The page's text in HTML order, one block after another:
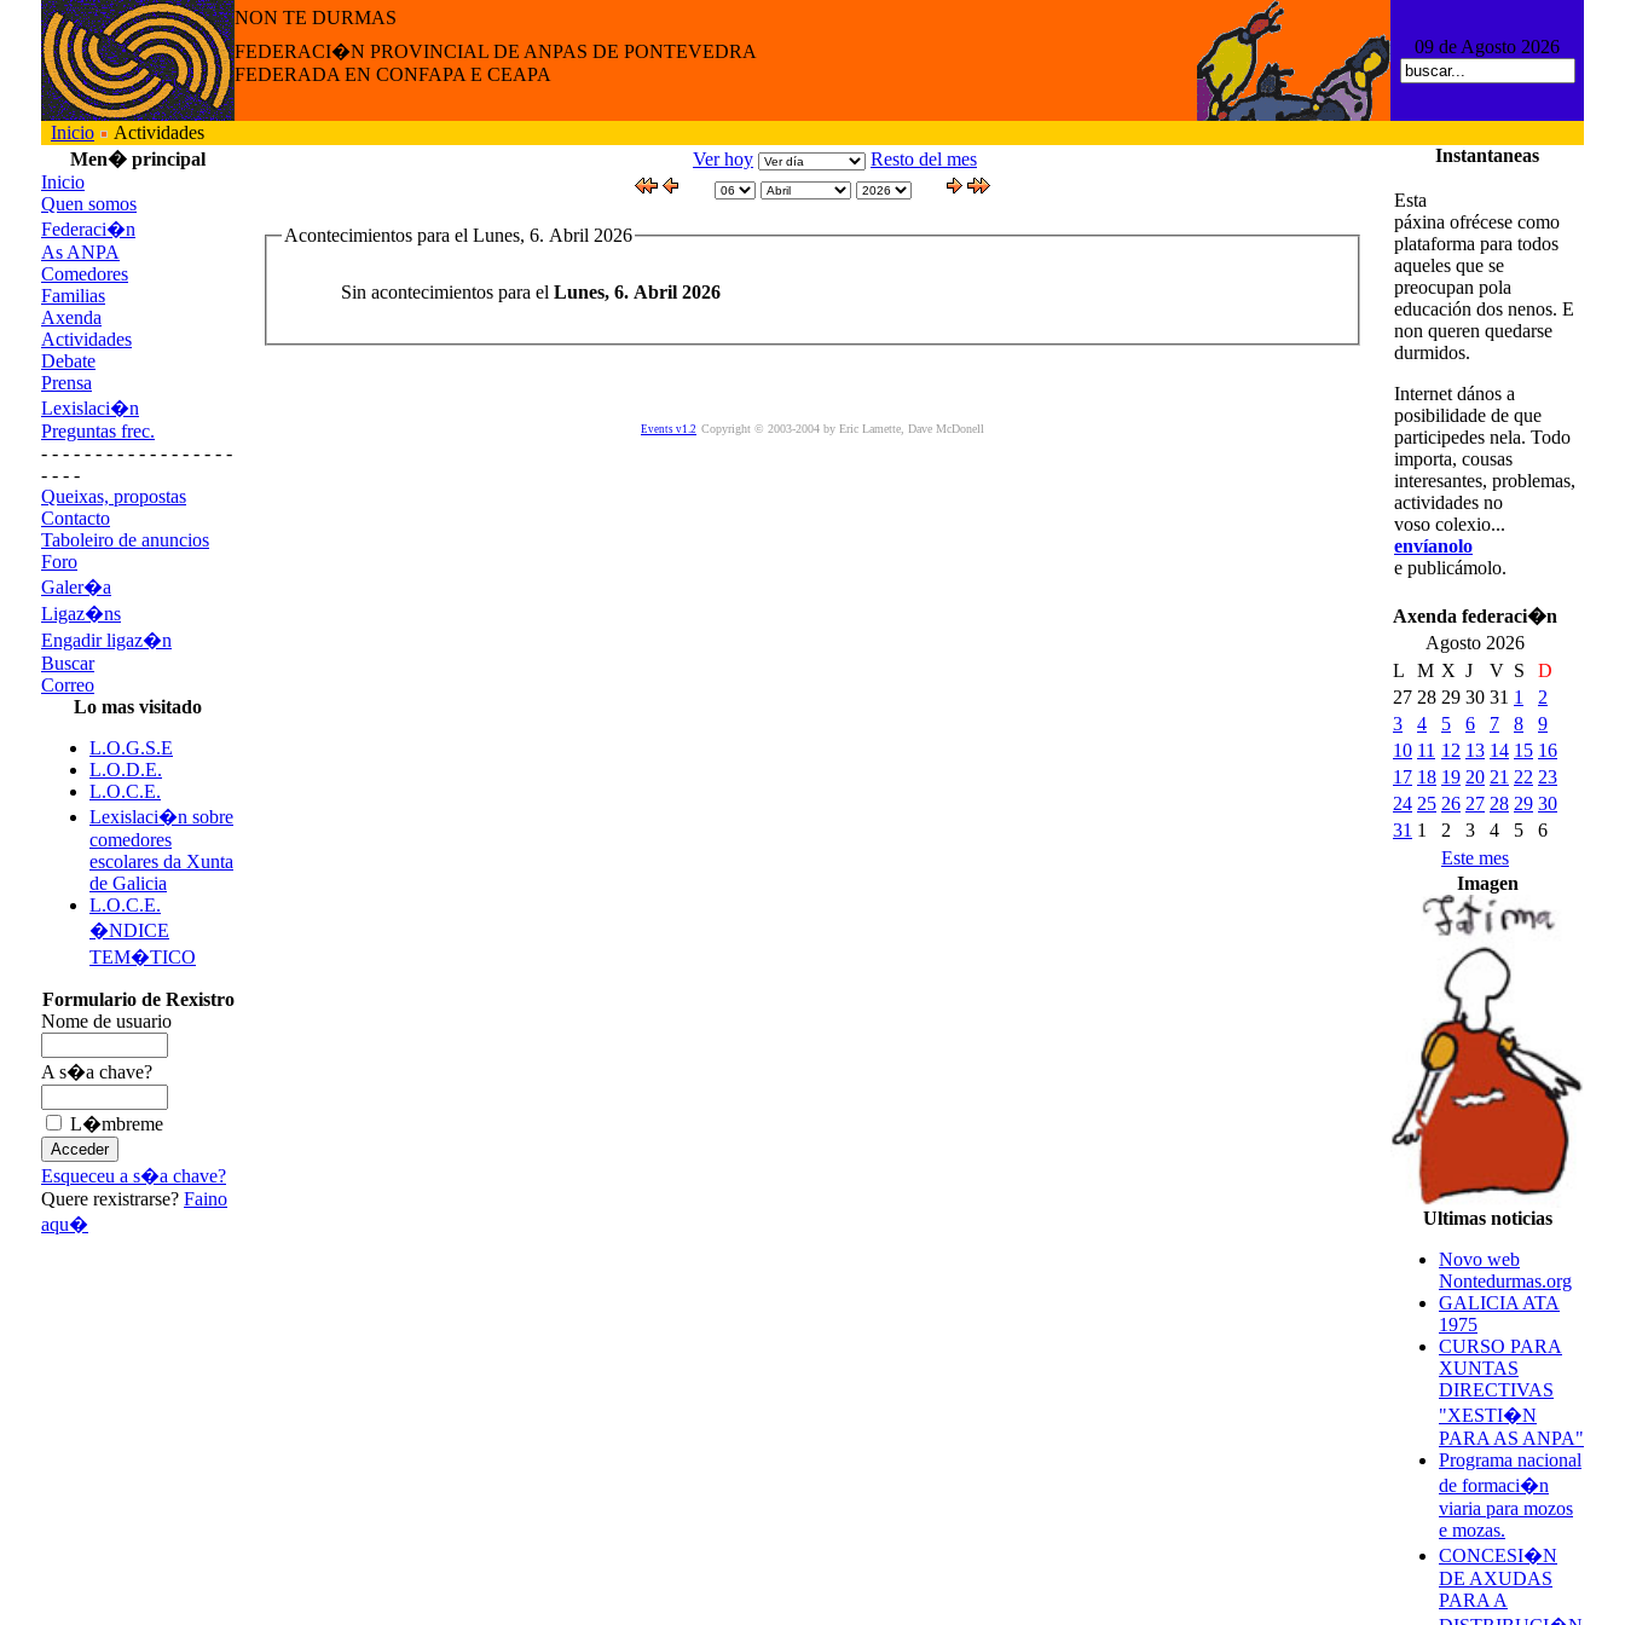
NON TE DURMAS
09 de Agosto 2026
FEDERACI�N PROVINCIAL DE ANPAS DE PONTEVEDRA
FEDERADA EN CONFAPA E CEAPA
Inicio
Actividades
Men� principal
Inicio
Quen somos
Federaci�n
As ANPA
Comedores
Familias
Axenda
Actividades
Debate
Prensa
Lexislaci�n
Preguntas frec.
- - - - - - - - - - - - - - - - - -
- - - -
Queixas, propostas
Contacto
Taboleiro de anuncios
Foro
Galer�a
Ligaz�ns
Engadir ligaz�n
Buscar
Correo
Lo mas visitado
L.O.G.S.E
L.O.D.E.
L.O.C.E.
Lexislaci�n sobre
comedores
escolares da Xunta
de Galicia
L.O.C.E.
�NDICE
TEM�TICO
Formulario de Rexistro
Nome de usuario
A s�a chave?
L�mbreme
Esqueceu a s�a chave?
Quere rexistrarse? Faino
aqu�
Ver hoy Resto del mes
Acontecimientos para el Lunes, 6. Abril 2026
Sin acontecimientos para el Lunes, 6. Abril 2026
Events v1.2 Copyright © 2003-2004 by Eric Lamette, Dave McDonell
Instantaneas
Esta
páxina ofrécese como
plataforma para todos
aqueles que se
preocupan pola
educación dos nenos. E
non queren quedarse
durmidos.
Internet dános a
posibilidade de que
participedes nela. Todo
importa, cousas
interesantes, problemas,
actividades no
voso colexio...
envíanolo
e publicámolo.
Axenda federaci�n
Agosto 2026
L
M X J V S
D
27 28 29 30 31 1
2
3
4 5 6 7 8
9
10 11 12 13 14 15 16
17 18 19 20 21 22 23
24 25 26 27 28 29 30
31 1 2 3 4 5
6
Este mes
Imagen
Ultimas noticias
Novo web
Nontedurmas.org
GALICIA ATA
1975
CURSO PARA
XUNTAS
DIRECTIVAS
"XESTI�N
PARA AS ANPA"
Programa nacional
de formaci�n
viaria para mozos
e mozas.
CONCESI�N
DE AXUDAS
PARA A